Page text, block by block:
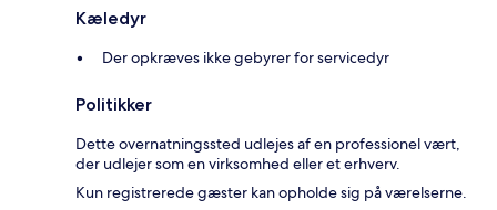
Kæledyr
Der opkræves ikke gebyrer for servicedyr
Politikker
Dette overnatningssted udlejes af en professionel vært,
der udlejer som en virksomhed eller et erhverv.
Kun registrerede gæster kan opholde sig på værelserne.